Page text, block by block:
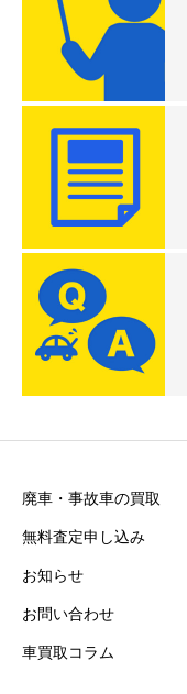
廃車・事故車の買取
無料査定申し込み
お知らせ
お問い合わせ
車買取コラム